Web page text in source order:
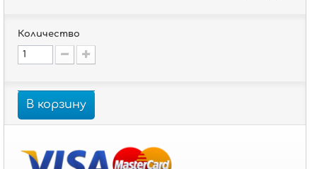
Количество
В корзину